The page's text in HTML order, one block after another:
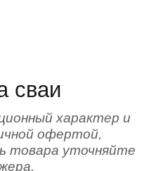
сваи
характер и
офертой,
товара уточняйте